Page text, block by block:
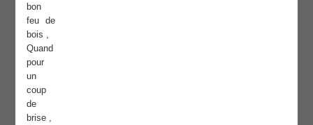
bon
feu de
bois ,
Quand
pour
un
coup
de
brise ,